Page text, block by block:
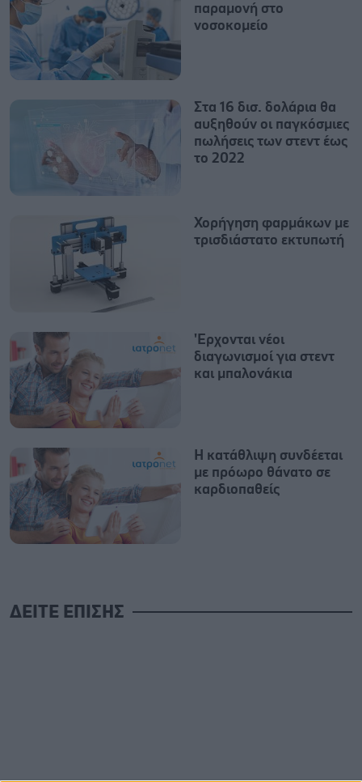
παραμονή στο
νοσοκομείο
Στα 16 δισ. δολάρια θα
αυξηθούν οι παγκόσμιες
πωλήσεις των στεντ έως
το 2022
Χορήγηση φαρμάκων με
τρισδιάστατο εκτυπωτή
'Ερχονται νέοι
διαγωνισμοί για στεντ
και μπαλονάκια
Η κατάθλιψη συνδέεται
με πρόωρο θάνατο σε
καρδιοπαθείς
ΔΕΙΤΕ ΕΠΙΣΗΣ